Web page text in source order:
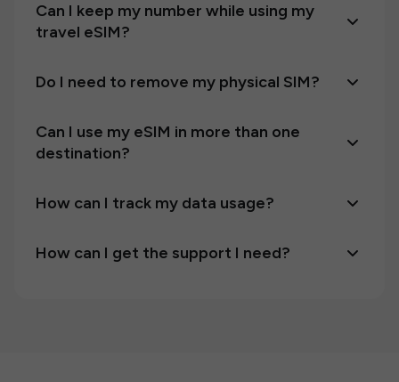
Can I keep my number while using my
travel eSIM?
Do I need to remove my physical SIM?
Can I use my eSIM in more than one
destination?
How can I track my data usage?
How can I get the support I need?